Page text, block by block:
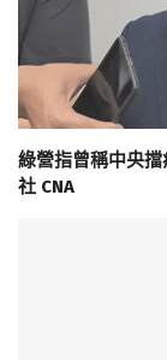
綠營指曾稱中央
社 CNA